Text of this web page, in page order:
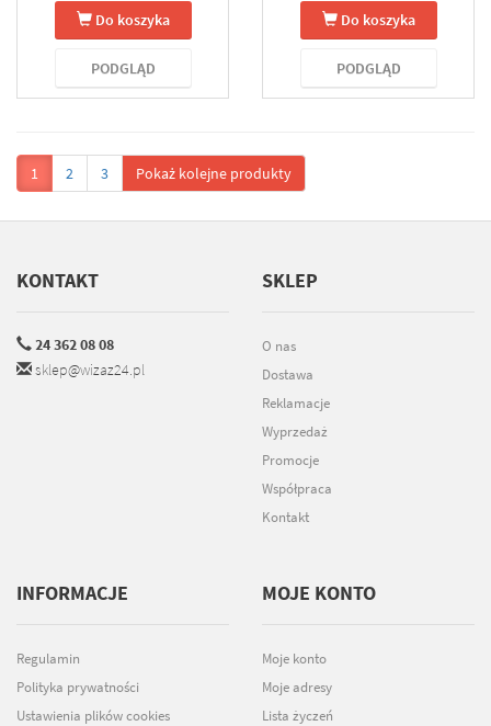
Do koszyka
PODGLĄD
Do koszyka
PODGLĄD
1 2 3 Pokaż kolejne produkty
KONTAKT
24 362 08 08
sklep@wizaz24.pl
SKLEP
O nas
Dostawa
Reklamacje
Wyprzedaż
Promocje
Współpraca
Kontakt
INFORMACJE
Regulamin
Polityka prywatności
Ustawienia plików cookies
MOJE KONTO
Moje konto
Moje adresy
Lista życzeń